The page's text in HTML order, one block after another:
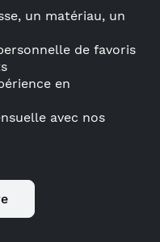
un matériau, un
de favoris
en
avec nos